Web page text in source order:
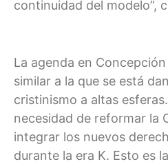
continuidad del modelo”,
La agenda en
similar a la que se está
cristinismo a altas
necesidad de reformar la
integrar los nuevos
durante la era K. Esto es